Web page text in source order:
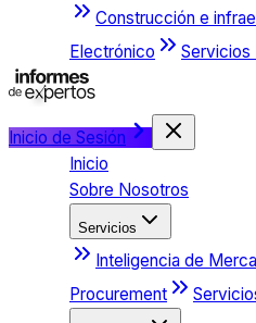
Construcción e
Electrónico
Servicios
Inicio de Sesión
Inicio
Sobre Nosotros
Servicios
Inteligencia de
Procurement